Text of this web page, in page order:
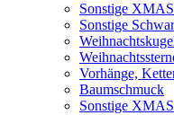
Sonstige
Sonstige
Vorhänge,
Baumschmuck
Sonstige